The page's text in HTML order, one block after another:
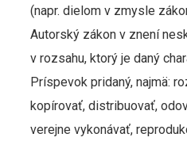
(napr. dielom v zmysle
Autorský zákon v znení
v rozsahu, ktorý je daný
Príspevok pridaný, najmä:
kopírovať, distribuovať,
verejne vykonávať,